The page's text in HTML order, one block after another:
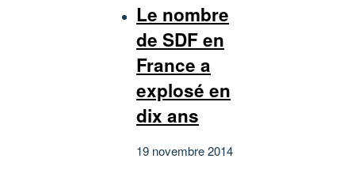
Le nombre
de SDF en
France a
explosé en
dix ans
19 novembre 2014